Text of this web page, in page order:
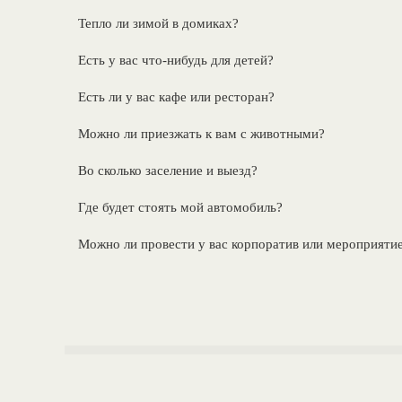
Тепло ли зимой в домиках?
Есть у вас что-нибудь для детей?
Есть ли у вас кафе или ресторан?
Можно ли приезжать к вам с животными?
Во сколько заселение и выезд?
Где будет стоять мой автомобиль?
Можно ли провести у вас корпоратив или